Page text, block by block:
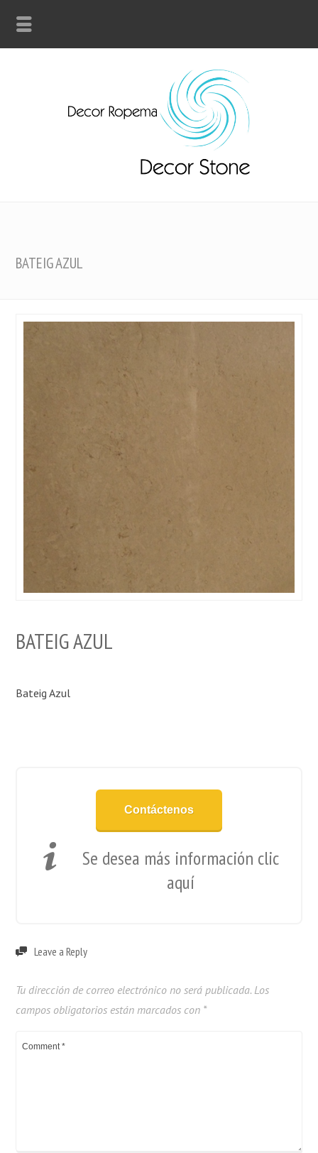
BATEIG AZUL
BATEIG AZUL
Bateig Azul
Contáctenos
Se desea más información clic
aquí
Leave a Reply
Tu dirección de correo electrónico no será publicada. Los
campos obligatorios están marcados con *